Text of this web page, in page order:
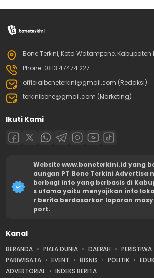
Bone Terkini, Kota Watampone, Kabupaten
Phone: 0813 47474 227
officialboneterkini@gmail.com (Redaksi)
terkinibone@gmail.com (Marketing)
Ikuti Kami
Website www.boneterkini.id yang
aungan PT Bone Terkini Advertisa
berbagi info yang berbasis di
s utama yaitu menyajikan info
r berita berdasarkan laporan
port.
Kanal
BERANDA PIALA DUNIA DAERAH PERISTIWA
PARIWISATA
EVENT BISNIS POLITIK
ADVERTORIAL
INDEKS BERITA